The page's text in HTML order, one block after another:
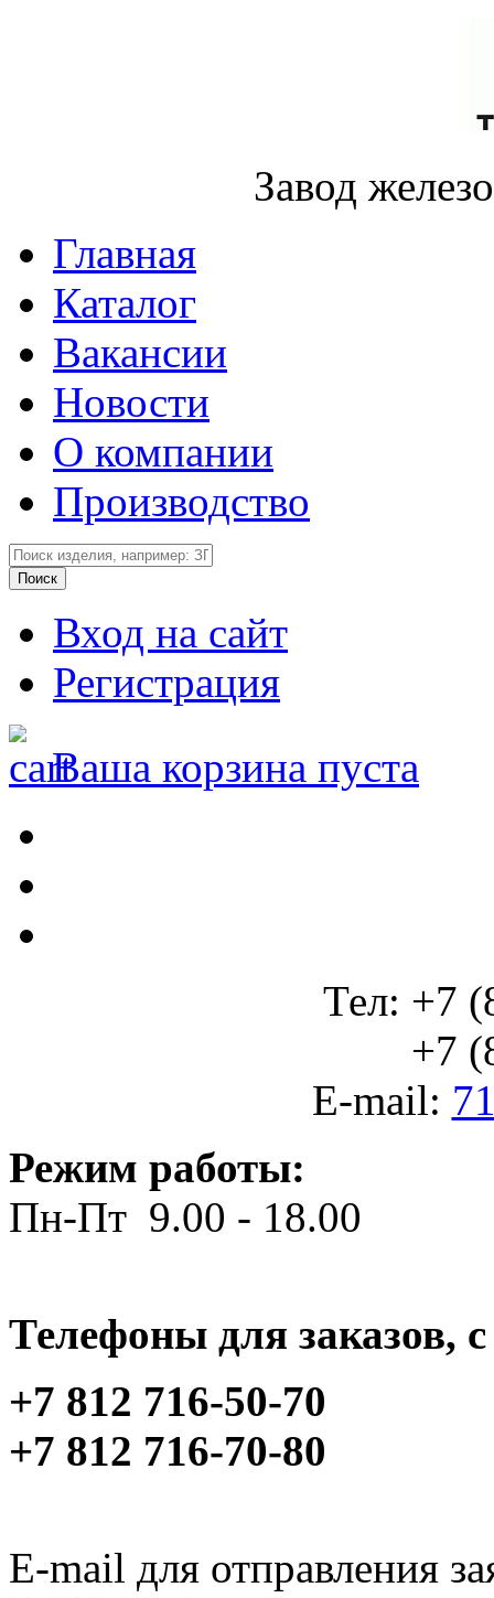
Завод
Главная
Каталог
Вакансии
Новости
О компании
Производство
Вход на сайт
Регистрация
Ваша корзина пуста
Тел: +7
+7
E-mail:
Режим работы:
Пн-Пт 9.00 - 18.00
Телефоны для заказов,
+7 812 716-50-70
+7 812 716-70-80
E-mail для отправления